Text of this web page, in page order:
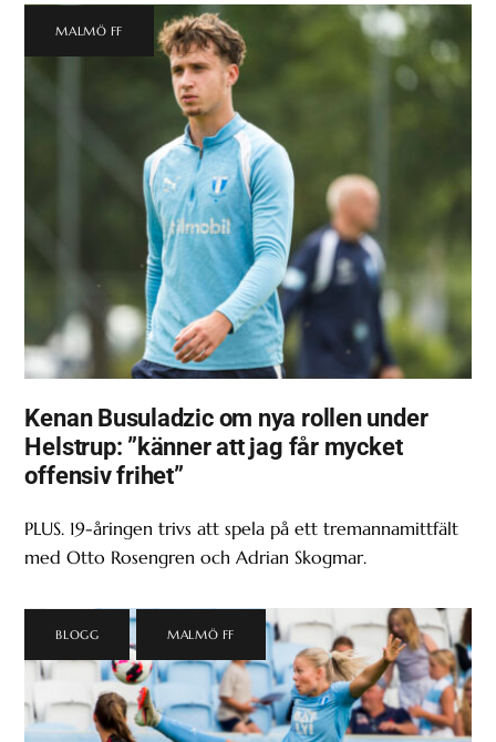
MALMÖ FF
Kenan Busuladzic om nya rollen under
Helstrup: ”känner att jag får mycket
offensiv frihet”
PLUS. 19-åringen trivs att spela på ett tremannamittfält
med Otto Rosengren och Adrian Skogmar.
BLOGG MALMÖ FF